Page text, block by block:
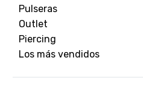
Pulseras
Outlet
Piercing
Los más vendidos